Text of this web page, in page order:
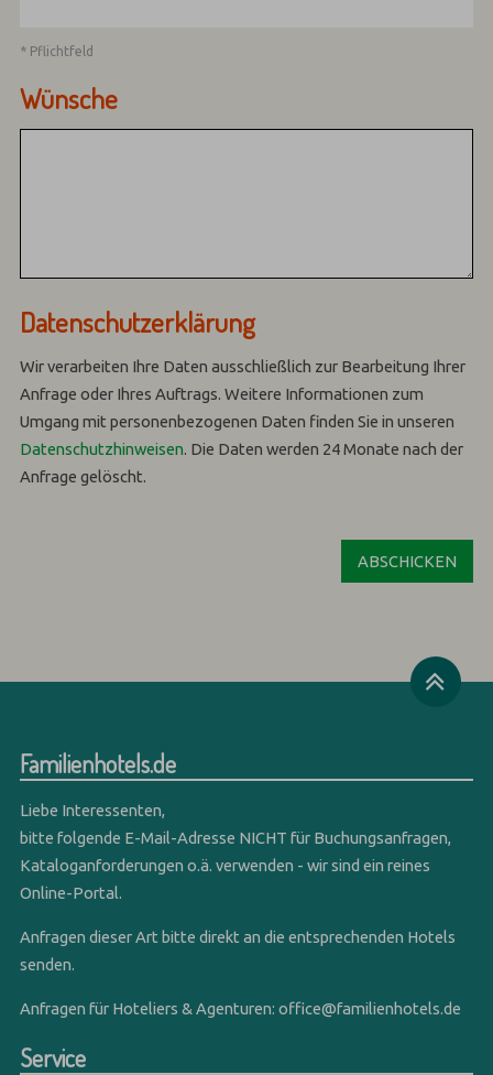
* Pflichtfeld
Wünsche
Datenschutzerklärung
Wir verarbeiten Ihre Daten ausschließlich zur Bearbeitung Ihrer
Anfrage oder Ihres Auftrags.Weitere Informationen zum
Umgang mit personenbezogenen Daten finden Sie in unseren
Datenschutzhinweisen. Die Daten werden 24 Monate nach der
Anfrage gelöscht.
Familienhotels.de
Liebe Interessenten,
bitte folgende E-Mail-Adresse NICHT für Buchungsanfragen,
Kataloganforderungen o.ä. verwenden - wir sind ein reines
Online-Portal.
Anfragen dieser Art bitte direkt an die entsprechenden Hotels
senden.
Anfragen für Hoteliers & Agenturen:office@familienhotels.de
Service